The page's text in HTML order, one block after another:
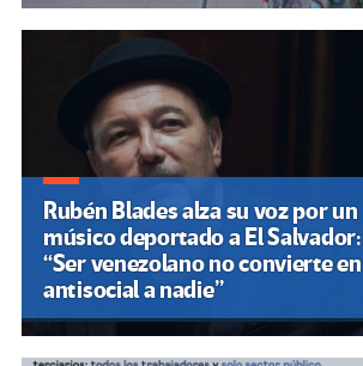
Rubén Blades alza su voz por un
músico deportado a El Salvador:
“Ser venezolano no convierte en
antisocial a nadie”